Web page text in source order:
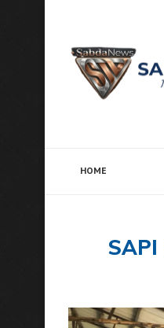
HOME
SAPI